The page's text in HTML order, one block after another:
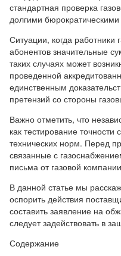
стандартная проверка
долгими
Ситуации, когда
абонентов значительные
таких случаях может
проведенной
единственным
претензий со стороны
Важно отметить, что
как тестирование
технических норм. Перед
связанные с
письма от газовой
В данной статье мы
оспорить действия
составить заявление на
следует задействовать в
Содержание